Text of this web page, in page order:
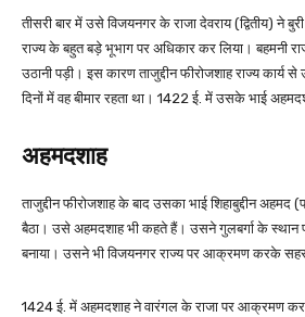
तीसरी बार में उसे विजयनगर के राजा देवराय (द्वितीय) ने
राज्य के बहुत बड़े भूभाग पर अधिकार कर लिया। बहमनी
उठानी पड़ी। इस कारण ताजुद्दीन फीरोजशाह राज्य कार्य
दिनों में वह बीमार रहता था। 1422 ई. में उसके भाई
अहमदशाह
ताजुद्दीन फीरोजशाह के बाद उसका भाई शिहाबुद्दीन
बैठा। उसे अहमदशाह भी कहते हैं। उसने गुलबर्गा के स्थान
बनाया। उसने भी विजयनगर राज्य पर आक्रमण करके
1424 ई. में अहमदशाह ने वारंगल के राजा पर आक्रमण